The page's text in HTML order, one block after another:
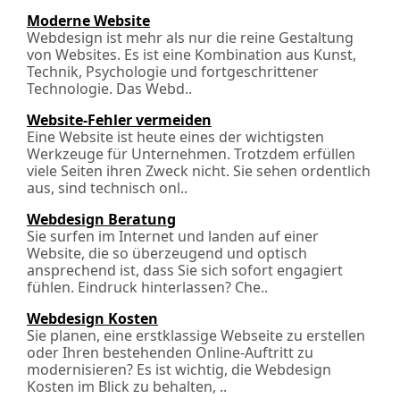
Moderne Website
Webdesign ist mehr als nur die reine Gestaltung
von Websites. Es ist eine Kombination aus Kunst,
Technik, Psychologie und fortgeschrittener
Technologie. Das Webd..
Website-Fehler vermeiden
Eine Website ist heute eines der wichtigsten
Werkzeuge für Unternehmen. Trotzdem erfüllen
viele Seiten ihren Zweck nicht. Sie sehen ordentlich
aus, sind technisch onl..
Webdesign Beratung
Sie surfen im Internet und landen auf einer
Website, die so überzeugend und optisch
ansprechend ist, dass Sie sich sofort engagiert
fühlen. Eindruck hinterlassen? Che..
Webdesign Kosten
Sie planen, eine erstklassige Webseite zu erstellen
oder Ihren bestehenden Online-Auftritt zu
modernisieren? Es ist wichtig, die Webdesign
Kosten im Blick zu behalten, ..